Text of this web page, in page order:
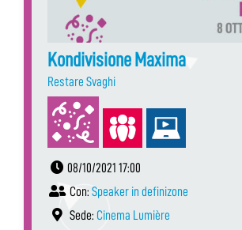
Kondivisione Maxima
Restare Svaghi
08/10/2021 17:00
Con: Speaker in definizone
Sede: Cinema Lumière